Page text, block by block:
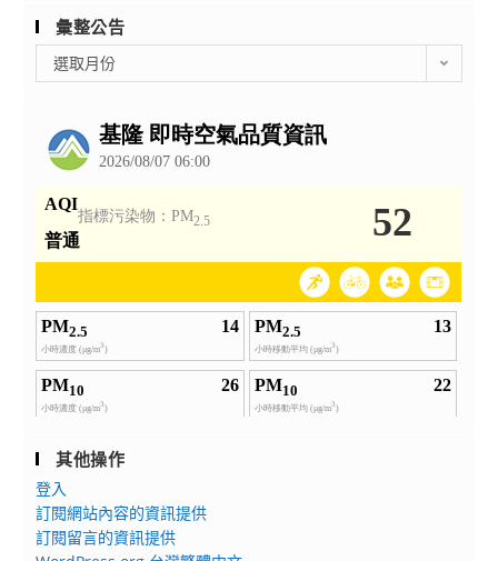
彙整公告
整
選取月份
其他操作
登入
訂閱網站內容的資訊提供
訂閱留言的資訊提供